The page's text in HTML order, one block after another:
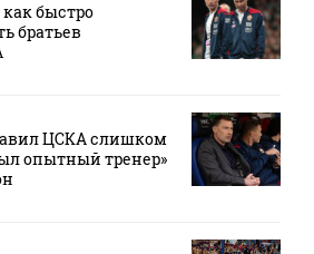
быстро
братьев
ЦСКА слишком
опытный тренер»